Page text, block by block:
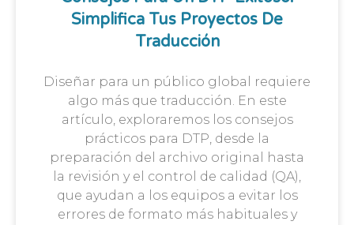
Simplifica Tus Proyectos De
Traducción
Diseñar para un público global requiere
algo más que traducción. En este
artículo, exploraremos los consejos
prácticos para DTP, desde la
preparación del archivo original hasta
la revisión y el control de calidad (QA),
que ayudan a los equipos a evitar los
errores de formato más habituales y